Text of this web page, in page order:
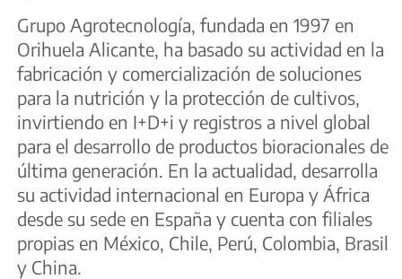
Grupo Agrotecnología, fundada en 1997 en
Orihuela Alicante, ha basado su actividad en la
fabricación y comercialización de soluciones
para la nutrición y la protección de cultivos,
invirtiendo en I+D+i y registros a nivel global
para el desarrollo de productos bioracionales de
última generación. En la actualidad, desarrolla
su actividad internacional en Europa y África
desde su sede en España y cuenta con filiales
propias en México, Chile, Perú, Colombia, Brasil
y China.